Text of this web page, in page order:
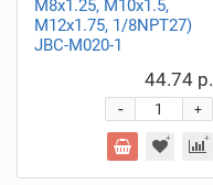
М8х1.25, М10х1.5,
М12х1.75, 1/8NPT27)
JBC-M020-1
44.74 р.
+
-